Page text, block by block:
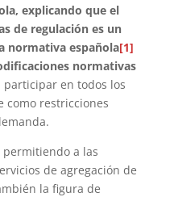
explicando que el
de regulación es un
normativa española[1]
normativas
en todos los
como restricciones
permitiendo a las
de agregación de
la figura de